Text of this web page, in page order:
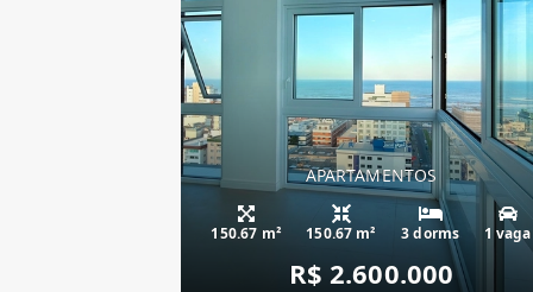
APARTAMENTOS
150.67 m² 150.67 m² 3 dorms 1 vaga
R$ 2.600.000
apartamento